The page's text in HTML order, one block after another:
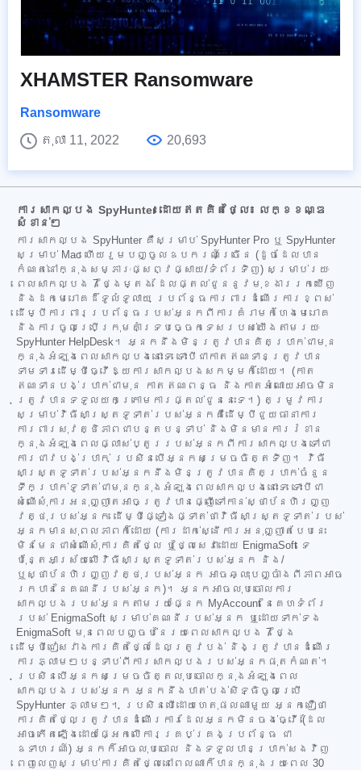
XHAMSTER Ransomware
Ransomware
តុលា 11, 2022
20,693
ការសាកល្បង SpyHunter ដោយឥតគិតថ្លៃ៖ លក្ខខណ្ឌ
សំខាន់ៗ
ការសាកល្បង SpyHunter គឺសម្រាប់ SpyHunter Pro ឬ SpyHunter
សម្រាប់ Mac ហើយរួមបញ្ចូលឧបករណ៍ច្រើន (ដូចដែលបាន
កំណត់នៅក្នុងសម្ភារៈផ្សព្វផ្សាយ/ទំព័រទិញ) សម្រាប់រយៈ
ពេលសាកល្បង 7 ថ្ងៃម្តង ដែលផ្តល់ជូននូវមុខងាររកឃើញ
និងដកមេរោគដ៏ទូលំទូលាយ ប្រព័ន្ធការពារដំណើរការខ្ពស់
ដើម្បីការពារប្រព័ន្ធរបស់អ្នកពីការគំរាមកំហែងមេរោគ
និងការចូលប្រើក្រុមគាំទ្របច្ចេកទេសរបស់យើងតាមរយៈ
SpyHunter HelpDesk។ អ្នកនឹងមិនត្រូវបានគិតប្រាក់ជាមុន
ក្នុងអំឡុងពេលសាកល្បងនោះទេ ទោះបីជាកាតឥណទានត្រូវបាន
ទាមទារដើម្បីធ្វើឱ្យការសាកល្បងសកម្មក៏ដោយ។ (កាត
ឥណទានបង់ប្រាក់ជាមុន កាតឥណពន្ធ និងកាតអំណោយអាចមិន
ត្រូវបានទទួលយកក្រោមការផ្តល់ជូននេះទេ។) តម្រូវការ
សម្រាប់វិធីសាស្ត្រទូទាត់របស់អ្នកគឺដើម្បីជួយធានាការ
ការពារសុវត្ថិភាពជាបន្តបន្ទាប់ និងមិនមានការរំខាន
ក្នុងអំឡុងពេលផ្លាស់ប្តូររបស់អ្នកពីការសាកល្បងទៅជា
ការជាវបង់ប្រាក់ ប្រសិនបើអ្នកសម្រេចចិត្តទិញ។ វិធី
សាស្ត្រទូទាត់របស់អ្នកនឹងមិនត្រូវបានគិតប្រាក់ចំនួន
ទឹកប្រាក់ទូទាត់ជាមុនក្នុងអំឡុងពេលសាកល្បងនោះទេ ទោះបីជា
សំណើសុំការអនុញ្ញាតអាចត្រូវបានផ្ញើទៅកាន់ស្ថាប័នហិរញ្ញ
វត្ថុរបស់អ្នក ដើម្បីផ្ទៀងផ្ទាត់ថាវិធីសាស្ត្រទូទាត់របស់
អ្នកមានសុពលភាពក៏ដោយ (ការដាក់ស្នើការអនុញ្ញាតបែបនេះ
មិនមែនជាសំណើសុំការគិតថ្លៃ ឬថ្លៃសេវាដោយ EnigmaSoft ទេ
ប៉ុន្តែអាស្រ័យលើវិធីសាស្ត្រទូទាត់របស់អ្នក និង/
ឬស្ថាប័នហិរញ្ញវត្ថុរបស់អ្នក អាចឆ្លុះបញ្ចាំងពីភាពអាច
រកបាននៃគណនីរបស់អ្នក)។ អ្នកអាចលុបចោលការ
សាកល្បងរបស់អ្នកតាមរយៈផ្នែក MyAccount នៃគេហទំព័រ
របស់ EnigmaSoft សម្រាប់គណនីរបស់អ្នក ឬដោយទាក់ទង
EnigmaSoft មុនពេលបញ្ចប់នៃរយៈពេលសាកល្បង 7 ថ្ងៃ
ដើម្បីជៀសវាងការគិតថ្លៃដែលត្រូវបង់ និងត្រូវបានដំណើរ
ការភ្លាមៗបន្ទាប់ពីការសាកល្បងរបស់អ្នកផុតកំណត់។
ប្រសិនបើអ្នកសម្រេចចិត្តលុបចោលក្នុងអំឡុងពេល
សាកល្បងរបស់អ្នក អ្នកនឹងបាត់បង់សិទ្ធិចូលប្រើ
SpyHunter ភ្លាមៗ។ ប្រសិនបើដោយហេតុផលណាមួយ អ្នកជឿថា
ការគិតថ្លៃត្រូវបានដំណើរការដែលអ្នកមិនចង់ធ្វើ (ដែល
អាចកើតឡើងដោយផ្អែកលើការគ្រប់គ្រងប្រព័ន្ធ ជា
ឧទាហរណ៍) អ្នកក៏អាចលុបចោល និងទទួលបានប្រាក់សងវិញ
ពេញលេញសម្រាប់ការគិតថ្លៃនៅពេលណាក៏បានក្នុងរយៈពេល 30